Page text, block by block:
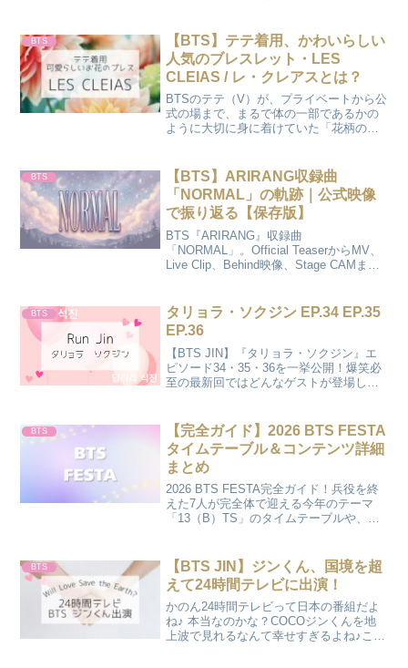
めてお届けします。次回の配信スケジュ
ールもチェック！
BTS
【BTS】テテ着用、かわいらしい
人気のブレスレット・LES
CLEIAS / レ・クレアスとは？
BTSのテテ（V）が、プライベートから公
式の場まで、まるで体の一部であるかの
ように大切に身に着けていた「花柄のビ
に、その可憐でどこか懐かしいデザイン
に目を奪われたARM...
BTS
【BTS】ARIRANG収録曲
「NORMAL」の軌跡｜公式映像
で振り返る【保存版】
BTS『ARIRANG』収録曲
「NORMAL」。Official TeaserからMV、
Live Clip、Behind映像、Stage CAMま
BTS
タリョラ・ソクジン EP.34 EP.35
EP.36
【BTS JIN】『タリョラ・ソクジン』エ
ピソード34・35・36を一挙公開！爆笑必
至の最新回ではどんなゲストが登場し
ます。YouTubeの視聴リンクもまとめて
チェックして、週末の推し活を楽しみま
しょう♪
BTS
【完全ガイド】2026 BTS FESTA
タイムテーブル＆コンテンツ詳細
まとめ
2026 BTS FESTA完全ガイド！兵役を終
えた7人が完全体で迎える今年のテーマ
「13（B）TS」のタイムテーブルや、限
熱い祭典を一緒に楽しみましょう♪
BTS
【BTS JIN】ジンくん、国境を超
えて24時間テレビに出演！
かのん24時間テレビって日本の番組だよ
ね♪ 本当なのかな？COCOジンくんを地
上波で見れるなんて幸せすぎるよね♪この